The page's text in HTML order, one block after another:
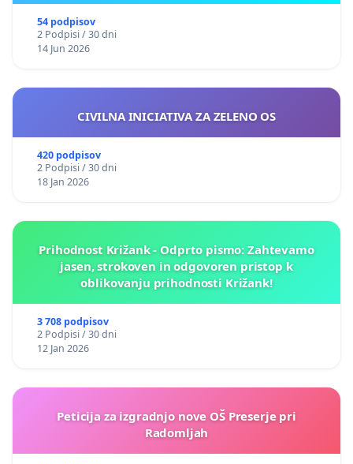
54 podpisov
2 Podpisi / 30 dni
14 Jun 2026
CIVILNA INICIATIVA ZA ZELENO OS
420 podpisov
2 Podpisi / 30 dni
18 Jan 2026
Prihodnost Križank - Odprto pismo: Zahtevamo
jasen, strokoven in odgovoren pristop k
oblikovanju prihodnosti Križank!
3 708 podpisov
2 Podpisi / 30 dni
12 Jan 2026
Peticija za izgradnjo nove OŠ Preserje pri
Radomljah